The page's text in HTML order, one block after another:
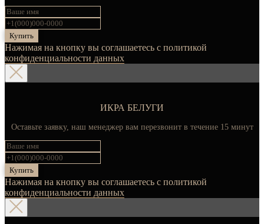
Купить
Нажимая на кнопку вы соглашаетесь с политикой
конфиденциальности данных
ИКРА БЕЛУГИ
Оставьте заявку, наш менеджер вам перезвонит в течение 15 минут
Купить
Нажимая на кнопку вы соглашаетесь с политикой
конфиденциальности данных